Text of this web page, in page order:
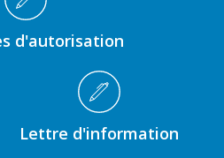
d'autorisation
Lettre d'information